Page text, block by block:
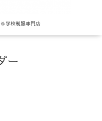
学校制服専門店
ー